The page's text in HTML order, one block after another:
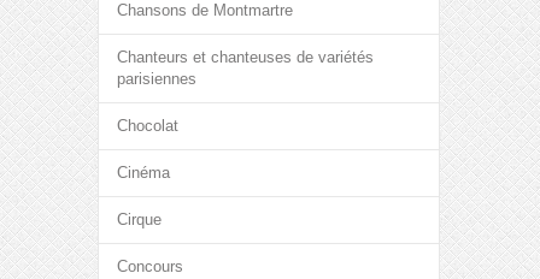
Chansons de Montmartre
Chanteurs et chanteuses de variétés
parisiennes
Chocolat
Cinéma
Cirque
Concours